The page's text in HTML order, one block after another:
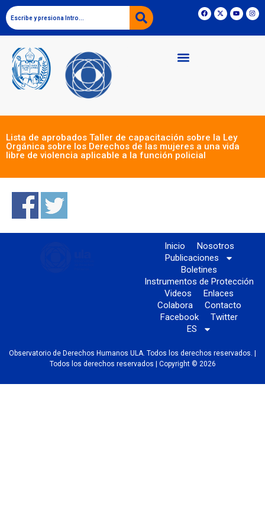
Lista de aprobados Taller de capacitación sobre la Ley
Orgánica sobre los Derechos de las mujeres a una vida
libre de violencia aplicable a la función policial
Inicio
Nosotros
Publicaciones
Boletines
Instrumentos de Protección
Videos
Enlaces
Colabora
Contacto
Facebook
Twitter
ES
Observatorio de Derechos Humanos ULA. Todos los derechos reservados. |
Todos los derechos reservados | Copyright © 2026